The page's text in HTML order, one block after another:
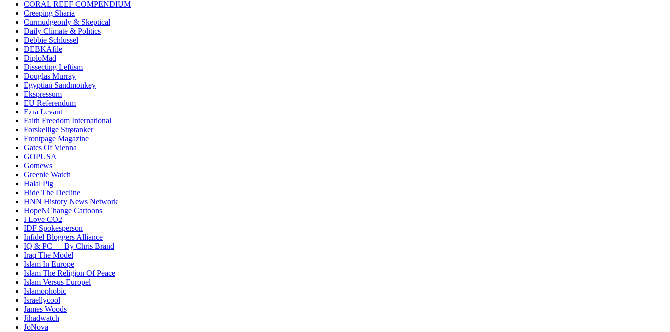
CORAL REEF COMPENDIUM
Creeping Sharia
Curmudgeonly & Skeptical
Daily Climate & Politics
Debbie Schlussel
DEBKAfile
DiploMad
Dissecting Leftism
Douglas Murray
Egyptian Sandmonkey
Ekspressum
EU Referendum
Ezra Levant
Faith Freedom International
Forskellige Strøtanker
Frontpage Magazine
Gates Of Vienna
GOPUSA
Gotnews
Greenie Watch
Halal Pig
Hide The Decline
HNN History News Network
HopeNChange Cartoons
I Love CO2
IDF Spokesperson
Infidel Bloggers Alliance
IQ & PC — By Chris Brand
Iraq The Model
Islam In Europe
Islam The Religion Of Peace
Islam Versus Europel
Islamophobic
Israellycool
James Woods
Jihadwatch
JoNova